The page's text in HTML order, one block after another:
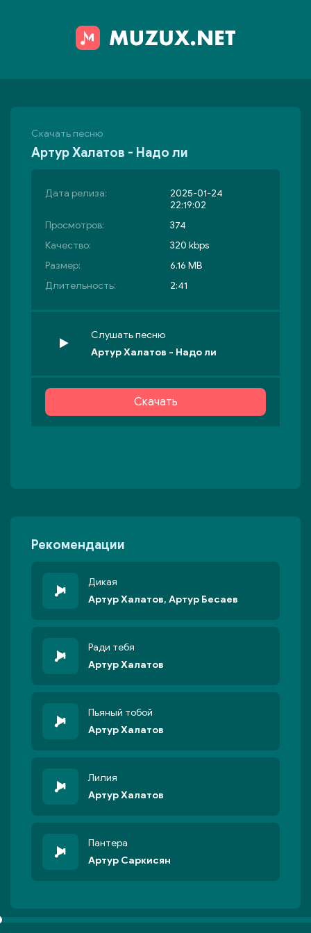
Скачать песню
Артур Халатов - Надо ли
Дата релиза:
2025-01-24
22:19:02
Просмотров:
374
Качество:
320 kbps
Размер:
6.16 MB
Длительность:
2:41
Слушать песню
Артур Халатов - Надо ли
Скачать
Рекомендации
Дикая
Артур Халатов, Артур Бесаев
Ради тебя
Артур Халатов
Пьяный тобой
Артур Халатов
Лилия
Артур Халатов
Пантера
Артур Саркисян